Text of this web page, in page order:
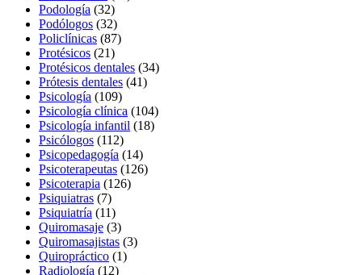
Podología (32)
Podólogos (32)
Policlínicas (87)
Protésicos (21)
Protésicos dentales (34)
Prótesis dentales (41)
Psicología (109)
Psicología clínica (104)
Psicología infantil (18)
Psicólogos (112)
Psicopedagogía (14)
Psicoterapeutas (126)
Psicoterapia (126)
Psiquiatras (7)
Psiquiatría (11)
Quiromasaje (3)
Quiromasajistas (3)
Quiropráctico (1)
Radiología (12)